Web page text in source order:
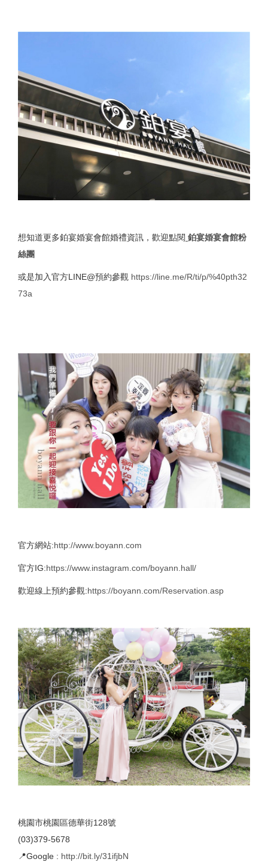
想知道更多鉑宴婚宴會館婚禮資訊，歡迎點閱 鉑宴婚宴會館粉
絲團
或是加入官方LINE@預約參觀 https://line.me/R/ti/p/%40pth32
73a
官方網站:http://www.boyann.com
官方IG:https://www.instagram.com/boyann.hall/
歡迎線上預約參觀:https://boyann.com/Reservation.asp
桃園市桃園區德華街128號
(03)379-5678
📍Google : http://bit.ly/31ifjbN